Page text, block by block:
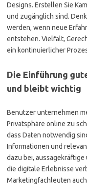
Designs. Erstellen Sie
und zugänglich sind.
werden, wenn neue
entstehen. Vielfalt,
ein kontinuierlicher
Die Einführung
und bleibt wichtig
Benutzer unternehmen
Privatsphäre online zu
dass Daten notwendig
Informationen und
dazu bei,
die digitale Erlebnisse
Marketingfachleuten